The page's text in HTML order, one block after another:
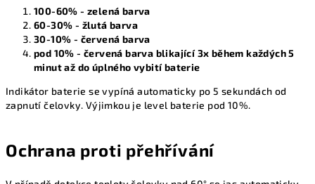
100-60% - zelená barva
60-30% - žlutá barva
30-10% - červená barva
pod 10% - červená barva blikající 3x během každých 5
minut až do úplného vybití baterie
Indikátor baterie se vypíná automaticky po 5 sekundách od
zapnutí čelovky. Výjimkou je level baterie pod 10%.
Ochrana proti přehřívání